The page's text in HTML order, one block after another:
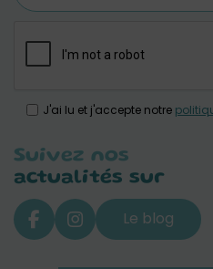
J'ai lu et j'accepte notre
Suivez nos
actualités sur
Le blog